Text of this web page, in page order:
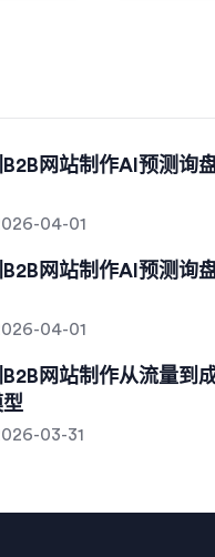
网站制作AI预测询
04-01
网站制作AI预测询
04-01
网站制作从流量到
03-31